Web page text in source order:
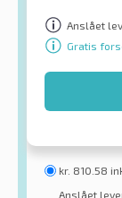
Anslået
Gratis
kr. 810.58
Anslået